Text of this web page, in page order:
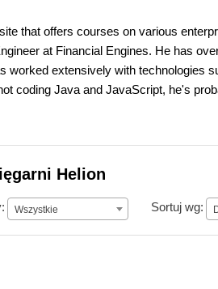
that offers courses on various
at Financial Engines. He has
worked extensively with technologies
coding Java and JavaScript, he's
Helion
Wszystkie Sortuj wg: